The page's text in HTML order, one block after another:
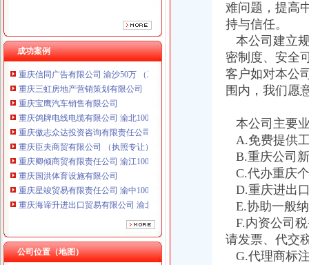
成功案例
重庆星竣贸易有限责任公司 渝中100万 （进出口权）
重庆海谛升进出口贸易有限公司 渝北100万 （进出口权）
重庆奕欣锦诚商贸有限公司 渝九50万 （工商注册）
重庆信同广告有限公司 渝沙50万 （工商注册）
重庆三虹房地产营销策划有限公司
重庆宝鹰汽车销售有限公司
重庆鸽牌电线电缆有限公司 渝北10010万 (进出口权)
重庆傲志众达投资咨询有限责任公司 渝九1000万 （增资）
重庆臣夫商贸有限公司 （执照专让）
重庆卿倾商贸有限责任公司 渝江100万 （工商注册）
重庆国洪体育设施有限公司
重庆星竣贸易有限责任公司 渝中100万 （进出口权）
重庆海谛升进出口贸易有限公司 渝北100万 （进出口权）
重庆奕欣锦诚商贸有限公司 渝九50万 （工商注册）
重庆信同广告有限公司 渝沙50万 （工商注册）
重庆三虹房地产营销策划有限公司
重庆宝鹰汽车销售有限公司
公司位置（地图）
难问题，提高
持与信任。
本公司建立
密制度、安全
客户如对本公
围内，我们愿
本公司主要
A.免费提供
B.重庆公司
C.代办重庆
D.重庆进出
E.协助一般
F.内资公司
请发票、代交
G.代理商标